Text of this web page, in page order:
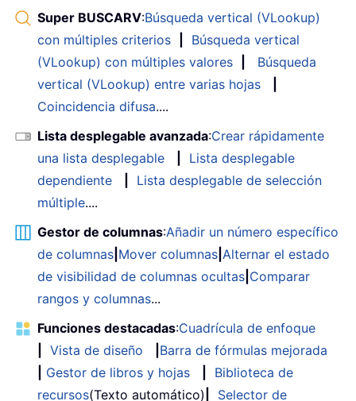
Super BUSCARV:Búsqueda vertical (VLookup)
con múltiples criterios
Búsqueda vertical
(VLookup) con múltiples valores
Búsqueda
vertical (VLookup) entre varias hojas
Coincidencia difusa....
Lista desplegable avanzada:Crear rápidamente
una lista desplegable
Lista desplegable
dependiente
Lista desplegable de selección
múltiple....
Gestor de columnas:Añadir un número específico
de columnas Mover columnas Alternar el estado
de visibilidad de columnas ocultas Comparar
rangos y columnas...
Funciones destacadas:Cuadrícula de enfoque
Vista de diseño
Barra de fórmulas mejorada
Gestor de libros y hojas
Biblioteca de
recursos(Texto automático)
Selector de